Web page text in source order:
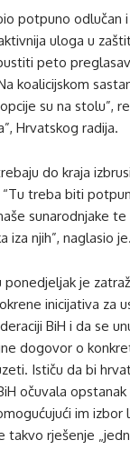
potpuno odlučan
uloga u
peto
koalicijskom
su na stolu”,
Hrvatskog radija.
do kraja
treba biti
sunarodnjake
iza njih”, naglasio je.
je
inicijativa za
BiH i da se
dogovor o
Ističu da bi
očuvala opstanak
im izbor
takvo rješenje